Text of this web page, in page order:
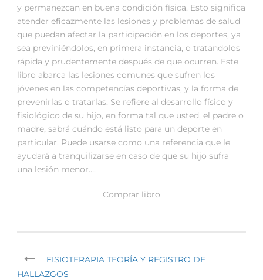
y permanezcan en buena condición física. Esto significa
atender eficazmente las lesiones y problemas de salud
que puedan afectar la participación en los deportes, ya
sea previniéndolos, en primera instancia, o tratandolos
rápida y prudentemente después de que ocurren. Este
libro abarca las lesiones comunes que sufren los
jóvenes en las competencías deportivas, y la forma de
prevenirlas o tratarlas. Se refiere al desarrollo físico y
fisiológico de su hijo, en forma tal que usted, el padre o
madre, sabrá cuándo está listo para un deporte en
particular. Puede usarse como una referencia que le
ayudará a tranquilizarse en caso de que su hijo sufra
una lesión menor….
Comprar libro
FISIOTERAPIA TEORÍA Y REGISTRO DE
HALLAZGOS